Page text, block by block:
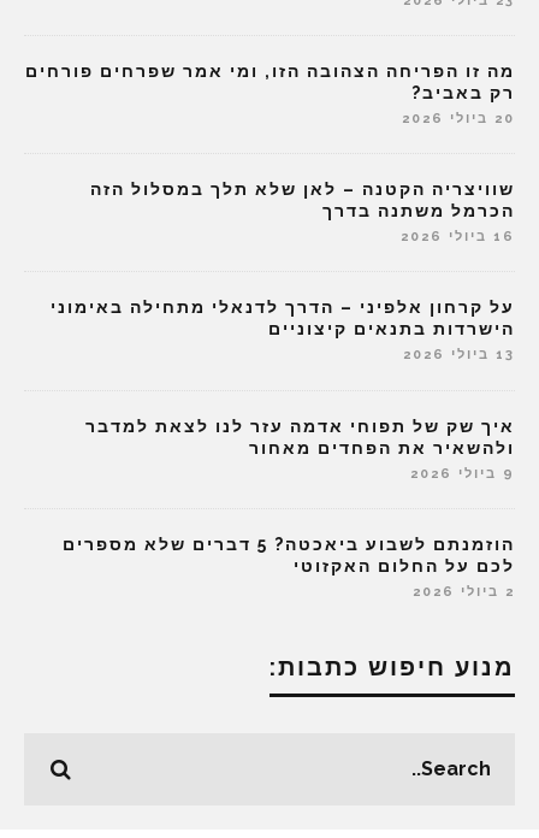
מה זו הפריחה הצהובה הזו, ומי אמר שפרחים פורחים
רק באביב?
20 ביולי 2026
שוויצריה הקטנה – לאן שלא תלך במסלול הזה
הכרמל משתנה בדרך
16 ביולי 2026
על קרחון אלפיני – הדרך לדנאלי מתחילה באימוני
הישרדות בתנאים קיצוניים
13 ביולי 2026
איך שק של תפוחי אדמה עזר לנו לצאת למדבר
ולהשאיר את הפחדים מאחור
9 ביולי 2026
הוזמנתם לשבוע ביאכטה? 5 דברים שלא מספרים
לכם על החלום האקזוטי
2 ביולי 2026
מנוע חיפוש כתבות: